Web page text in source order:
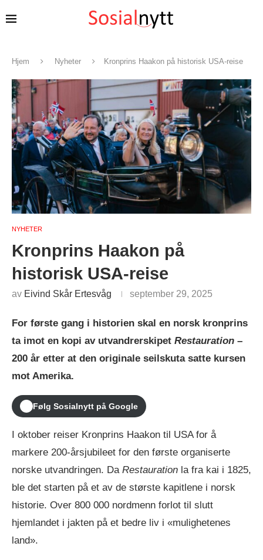
Hjem Nyheter Kronprins Haakon på historisk USA-reise
NYHETER
Kronprins Haakon på
historisk USA-reise
av Eivind Skår Ertesvåg september 29, 2025
For første gang i historien skal en norsk kronprins
ta imot en kopi av utvandrerskipet Restauration –
200 år etter at den originale seilskuta satte kursen
mot Amerika.
Følg Sosialnytt på Google
I oktober reiser Kronprins Haakon til USA for å
markere 200-årsjubileet for den første organiserte
norske utvandringen. Da Restauration la fra kai i 1825,
ble det starten på et av de største kapitlene i norsk
historie. Over 800 000 nordmenn forlot til slutt
hjemlandet i jakten på et bedre liv i «mulighetenes
land».